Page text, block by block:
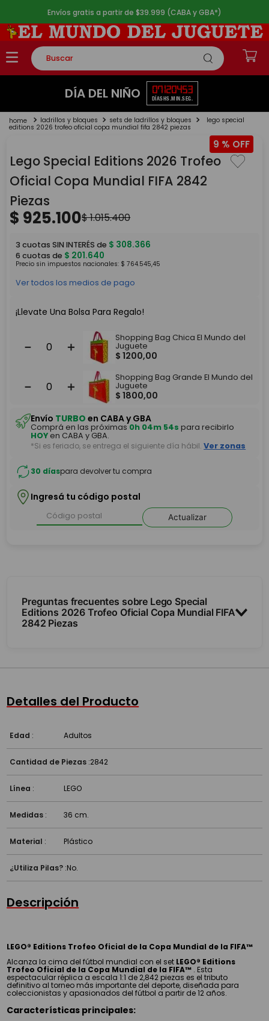
Envíos gratis a partir de $39.999 (CABA y GBA*)
Buscar
TÉRMINOS MÁS BUSCADOS
2.
lego
4.
monopatin
5. toy story
DÍA DEL NIÑO 07
DÍAS
12
HS.
04
MIN.
53
SEG.
ladrillos y bloques sets de ladrillos y bloques lego special
editions 2026 trofeo oficial copa mundial fifa 2842 piezas
9 %
Lego Special Editions 2026 Trofeo
Oficial Copa Mundial FIFA 2842
Piezas
$ 925.100$1.015.400
3 cuotas SIN INTERÉS de $ 308.366
6 cuotas de $ 201.640
Precio sin impuestos nacionales: $ 764.545,45
Ver todos los medios de pago
¡Llevate Una Bolsa Para Regalo!
＋
－
Shopping Bag Chica El Mundo del
Juguete
$ 1200,00
＋
－
Shopping Bag Grande El Mundo del
Juguete
$ 1800,00
Envío TURBO en CABA y GBA
Comprá en las próximas0h 04m 54s para recibirlo
HOY en CABA y GBA.
*Si es feriado, se entrega el siguiente día hábil. Ver zonas
30 díaspara devolver tu compra
Ingresá tu código postal
Actualizar
Preguntas frecuentes sobre Lego Special
Editions 2026 Trofeo Oficial Copa Mundial FIFA
2842 Piezas
¿Es compatible con otros Lego?
Detalles del Producto
Edad : Adultos
Cantidad de Piezas :2842
Línea : LEGO
Medidas : 36 cm.
Material : Plástico
¿Utiliza Pilas? :No.
Descripción
LEGO® Editions Trofeo Oficial de la Copa Mundial de la FIFA™
Alcanza la cima del fútbol mundial con el set LEGO® Editions
Trofeo Oficial de la Copa Mundial de la FIFA™ . Esta
espectacular réplica a escala 1:1 de 2,842 piezas es el tributo
definitivo al torneo más importante del deporte, diseñada para
coleccionistas y apasionados del fútbol a partir de 12 años.
Características principales: